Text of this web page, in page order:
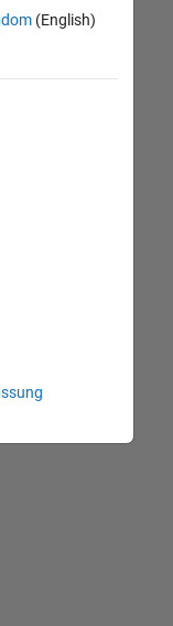
(m/f/d)
(English)